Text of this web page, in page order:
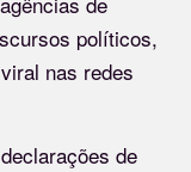
políticos,
nas redes
de